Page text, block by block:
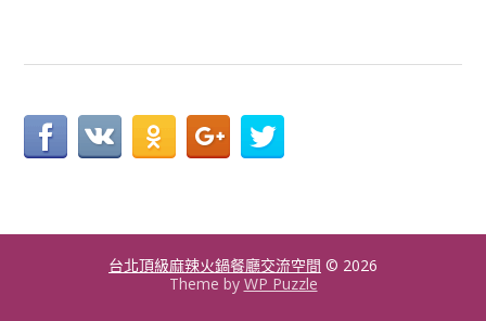
台北頂級麻辣火鍋餐廳交流空間 © 2026
Theme by WP Puzzle